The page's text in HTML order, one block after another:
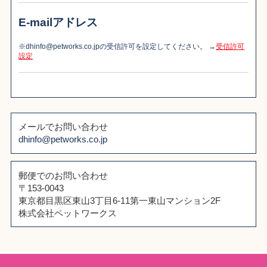
E-mailアドレス
※dhinfo@petworks.co.jpの受信許可を設定してください。 →受信許可
設定
メールでお問い合わせ
dhinfo@petworks.co.jp
郵便でのお問い合わせ
〒153-0043
東京都目黒区東山3丁目6-11第一東山マンション2F
株式会社ペットワークス